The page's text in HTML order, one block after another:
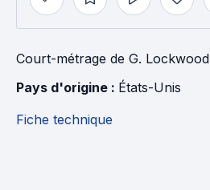
Court-métrage de G. Lockwood
Pays d'origine : États-Unis
Fiche technique